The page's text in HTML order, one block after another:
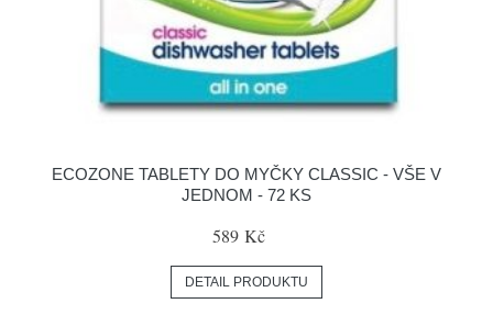
ECOZONE TABLETY DO MYČKY CLASSIC - VŠE V
JEDNOM - 72 KS
589 Kč
DETAIL PRODUKTU